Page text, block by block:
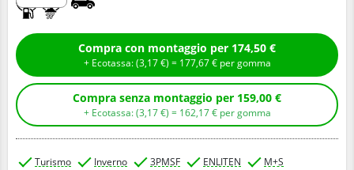
Compra con montaggio per 174,50 €
+ Ecotassa: (3,17€ ) = 177,67€ per gomma
Compra senza montaggio per 159,00 €
+ Ecotassa: (3,17€ ) = 162,17€ per gomma
Turismo Inverno 3PMSF ENLITEN M+S